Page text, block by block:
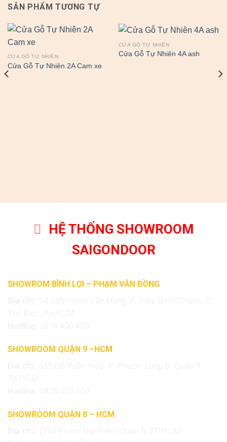
SẢN PHẨM TƯƠNG TỰ
CỬA GỖ TỰ NHIÊN
Cửa Gỗ Tự Nhiên 2A Cam xe
CỬA GỖ TỰ NHIÊN
Cửa Gỗ Tự Nhiên 4A ash
HỆ THỐNG SHOWROOM
SAIGONDOOR
SHOWROM BÌNH LỢI – PHẠM VĂN ĐỒNG
SHOWROOM QUẬN 9 –HCM
SHOWROOM QUẬN 8 – HCM